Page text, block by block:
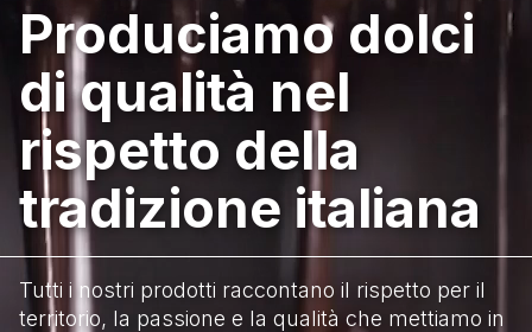
Produciamo dolci
di qualità nel
rispetto della
tradizione italiana
Tutti i nostri prodotti raccontano il rispetto per il
territorio, la passione e la qualità che mettiamo in